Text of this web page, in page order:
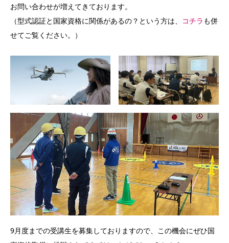
お問い合わせが増えてきております。
（型式認証と国家資格に関係があるの？という方は、
コチラ も併
せてご覧ください。）
9月度までの受講生を募集しておりますので、この機会にぜひ国